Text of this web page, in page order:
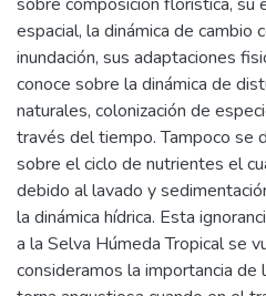
espacial, la dinámica de cambio
inundación, sus adaptaciones
conoce sobre la dinámica de
naturales, colonización de
través del tiempo. Tampoco se
sobre el ciclo de nutrientes el
debido al lavado y
la dinámica hídrica. Esta
a la Selva Húmeda Tropical se
consideramos la importancia de